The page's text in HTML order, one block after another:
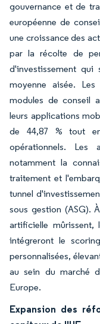
gouvernance et de
européenne de
une croissance des
par la récolte de
d'investissement qui
moyenne aisée.
modules de conseil
leurs applications
de 44,87 % tout
opérationnels. Les
notamment la
traitement et
tunnel
sous gestion (ASG).
artificielle mûrissent,
intégreront le
personnalisées,
au sein du marché
Europe.
Expansion des